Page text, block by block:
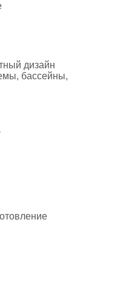
дизайн
бассейны,